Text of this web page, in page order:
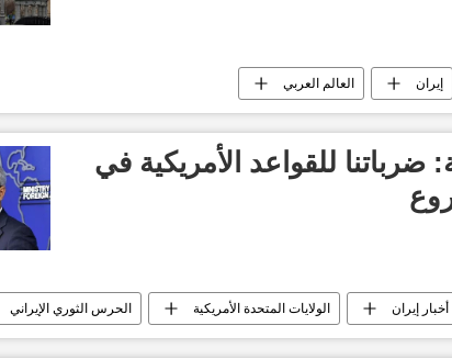
إيران العالم العربي
ضرباتنا للقواعد الأمريكية في
أخبار إيران الولايات المتحدة الأمريكية الحرس الثوري الإيراني
العالم الآن العالم